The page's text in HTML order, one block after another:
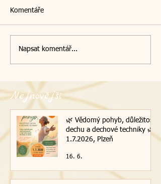
Komentáře
Napsat komentář...
Nejnovější
🌿 Vědomý pohyb, důležitost
dechu a dechové techniky 🌿|
1.7.2026, Plzeň
16. 6.